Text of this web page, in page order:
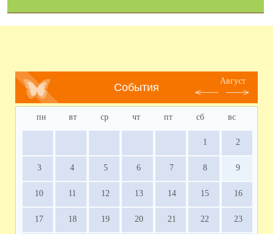
События
Август
пн вт ср чт пт сб вс
1 2
3 4 5 6 7 8 9
10 11 12 13 14 15 16
17 18 19 20 21 22 23